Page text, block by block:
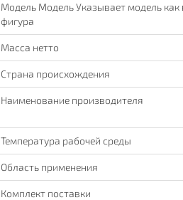
Модель Модель Указывает модель
фигура
Масса нетто
Страна происхождения
Наименование производителя
Температура рабочей среды
Область применения
Комплект поставки